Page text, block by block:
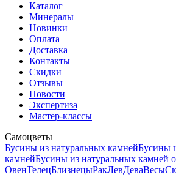
Каталог
Минералы
Новинки
Оплата
Доставка
Контакты
Скидки
Отзывы
Новости
Экспертиза
Мастер-классы
Самоцветы
Бусины из натуральных камнейБусины
камнейБусины из натуральных камней
ОвенТелецБлизнецыРакЛевДеваВесы